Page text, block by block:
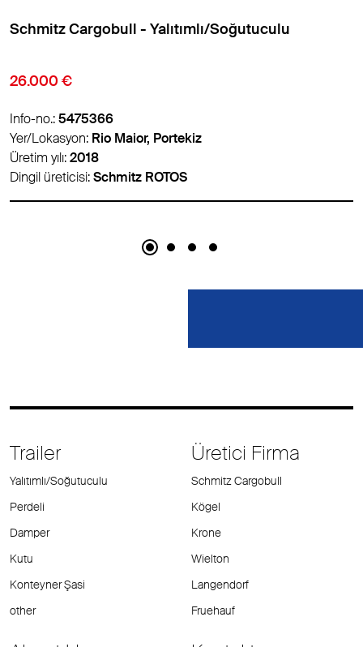
Soğutuculu Schmitz Cargobull -
Yer/Lokasyon:
Trailer
Yalıtımlı/Soğutuculu
Perdeli
Damper
Kutu
Konteyner Şasi
other
Üretici Firma
Schmitz Cargobull
Kögel
Krone
Wielton
Langendorf
Fruehauf